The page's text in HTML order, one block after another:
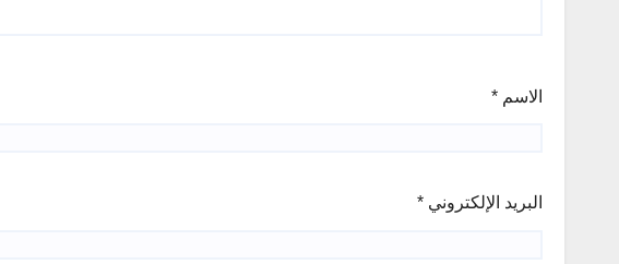
الاسم *
البريد الإلكتروني *